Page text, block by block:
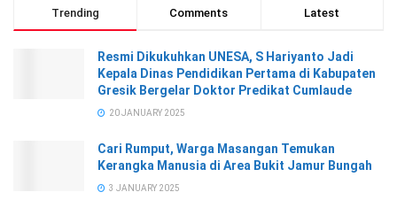
Trending Comments Latest
Resmi Dikukuhkan UNESA, S Hariyanto Jadi
Kepala Dinas Pendidikan Pertama di Kabupaten
Gresik Bergelar Doktor Predikat Cumlaude
20 JANUARY 2025
Cari Rumput, Warga Masangan Temukan
Kerangka Manusia di Area Bukit Jamur Bungah
3 JANUARY 2025